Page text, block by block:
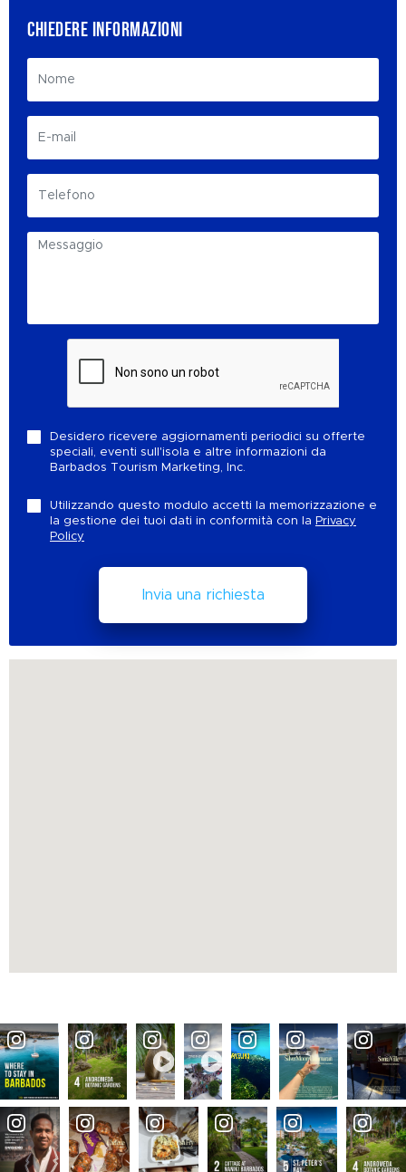
CHIEDERE INFORMAZIONI
Desidero ricevere aggiornamenti periodici su offerte
speciali, eventi sull'isola e altre informazioni da
Barbados Tourism Marketing, Inc.
Utilizzando questo modulo accetti la memorizzazione e
la gestione dei tuoi dati in conformità con la Privacy
Policy